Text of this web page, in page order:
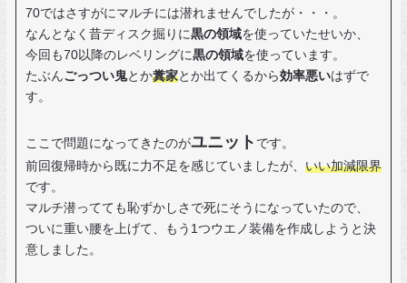
70ではさすがにマルチには潜れませんでしたが・・・。
なんとなく昔ディスク掘りに黒の領域を使っていたせいか、
今回も70以降のレベリングに黒の領域を使っています。
たぶんごっつい鬼とか糞家とか出てくるから効率悪いはずで
す。
ここで問題になってきたのがユニット です。
前回復帰時から既に力不足を感じていましたが、 いい加減限界
です。
マルチ潜ってても恥ずかしさで死にそうになっていたので、
ついに重い腰を上げて、もう1つウエノ装備を作成しようと決
意しました。